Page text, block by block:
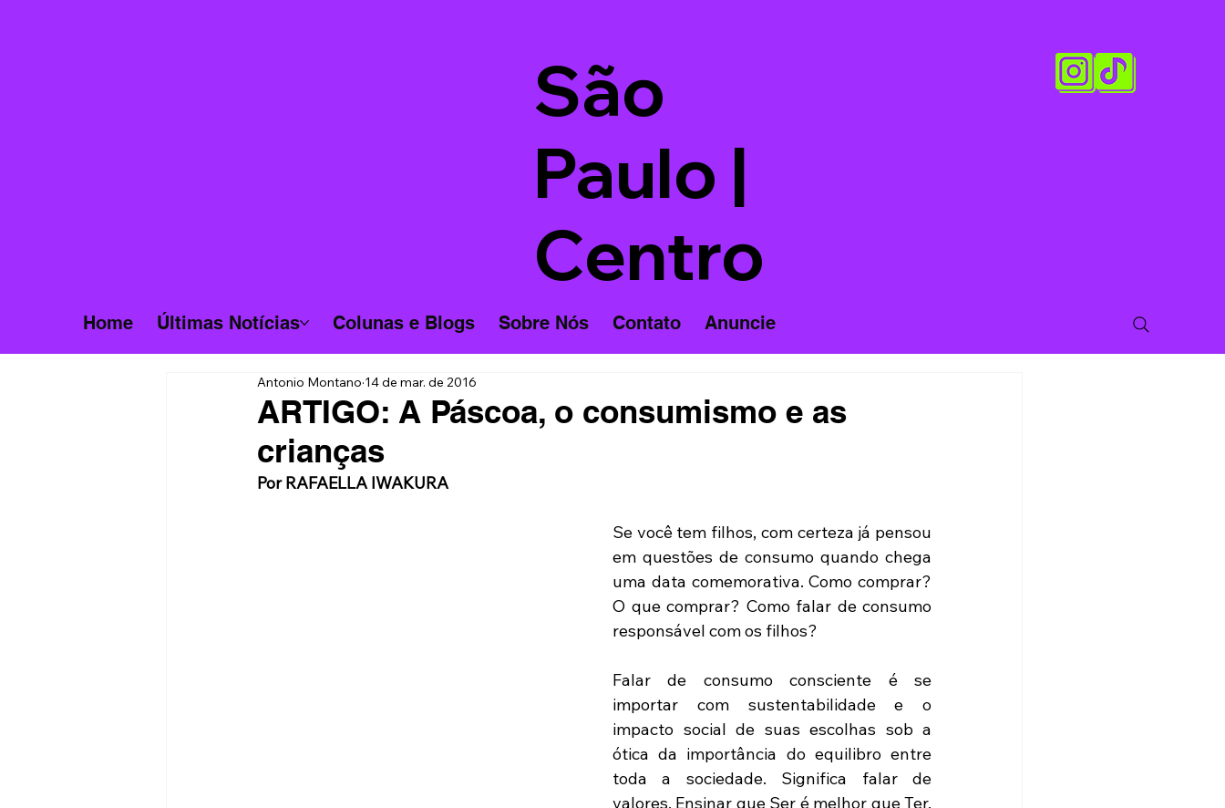
São
Paulo |
Centro
Home Últimas Notícias Colunas e Blogs Sobre Nós Contato Anuncie
ARTIGO: A Páscoa, o consumismo e as
crianças
Antonio Montano 14 de mar. de 2016
Por RAFAELLA IWAKURA
Se você tem filhos, com certeza já pensou
em questões de consumo quando chega
uma data comemorativa. Como comprar?
O que comprar? Como falar de consumo
responsável com os filhos?
Falar de consumo consciente é se
importar com sustentabilidade e o
impacto social de suas escolhas sob a
ótica da importância do equilibro entre
toda a sociedade. Significa falar de
valores. Ensinar que Ser é melhor que Ter.